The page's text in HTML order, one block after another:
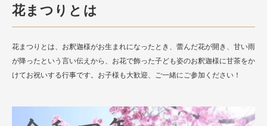
花まつりとは
花まつりとは、お釈迦様がお生まれになったとき、蕾んだ花が開き、甘い雨
が降ったという言い伝えから、お花で飾った子ども姿のお釈迦様に甘茶をか
けてお祝いする行事です。お子様も大歓迎、ご一緒にご参加ください！